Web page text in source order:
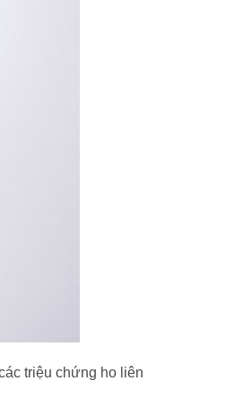
triệu chứng ho liên